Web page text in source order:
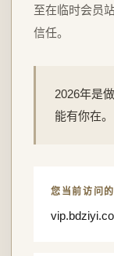
至在临时会员
信任。
2026年是
能有你在。
您当前访问